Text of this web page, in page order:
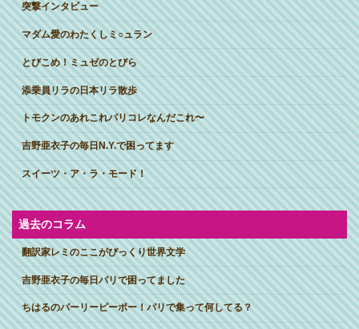
突撃インタビュー
マダム愛のわたくしミ○ュラン
とびこめ！ミュゼのとびら
添乗員リラの日本リラ散歩
トモクンのあれこれパリコレなんだこれ〜
吉野亜衣子の毎日N.Y.で困ってます
スイーツ・ア・ラ・モード！
過去のコラム
翻訳家レミのここがびっくり世界文学
吉野亜衣子の毎日パリで困ってました
ちはるのパーリーピーポー！パリで集って何してる？